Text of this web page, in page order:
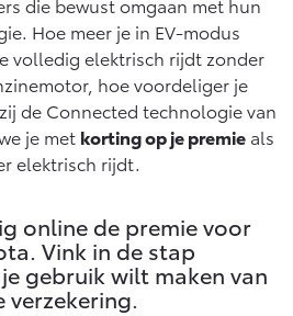
Vanaf € 32.995,-
Corolla Touring Sports
HYBRIDE
Vanaf € 35.495,-
(SIL)
aan
modellen
die bewust omgaan met hun
Hoe meer je in EV-modus
volledig elektrisch rijdt zonder
hoe voordeliger je
de Connected technologie van
je met korting op je premieals
elektrisch rijdt.
online de premie voor
Vink in de stap
gebruik wilt maken van
verzekering.